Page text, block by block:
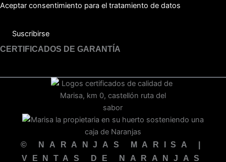
Aceptar consentimiento para el tratamiento de datos
Suscribirse
CERTIFICADOS DE GARANTÍA
© NARANJAS MARISA |
VENTAS DE NARANJAS